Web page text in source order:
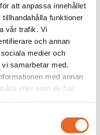
att anpassa innehållet
funktioner
vår trafik. Vi
och annan
medier och
samarbetar med.
med annan
eller som de har
tjänster.
produkt